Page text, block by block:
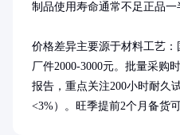
制品使用寿命通常不足正品一
价格差异主要源于材料工艺：
厂件2000-3000元。批量采购
报告，重点关注200小时耐久
<3%）。旺季提前2个月备货